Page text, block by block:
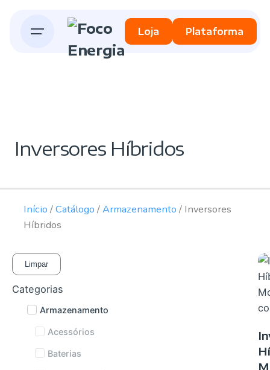
Loja Plataforma
Inversores Híbridos
Início /Catálogo /Armazenamento / Inversores
Híbridos
Limpar
Categorias
Armazenamento
Acessórios
Baterias